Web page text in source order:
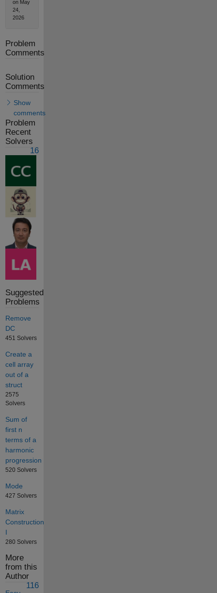
on May
24,
2026
Problem
Comments
Solution
Comments
Show
comments
Problem
Recent
Solvers
16
Suggested
Problems
Remove
DC
451 Solvers
Create a
cell array
out of a
struct
2575
Solvers
Sum of
first n
terms of a
harmonic
progression
520 Solvers
Mode
427 Solvers
Matrix
Construction
I
280 Solvers
More
from this
Author
116